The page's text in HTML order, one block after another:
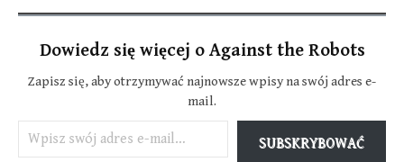
Dowiedz się więcej o Against the Robots
Zapisz się, aby otrzymywać najnowsze wpisy na swój adres e-
mail.
Wpisz swój adres e-mail…
SUBSKRYBOWAĆ